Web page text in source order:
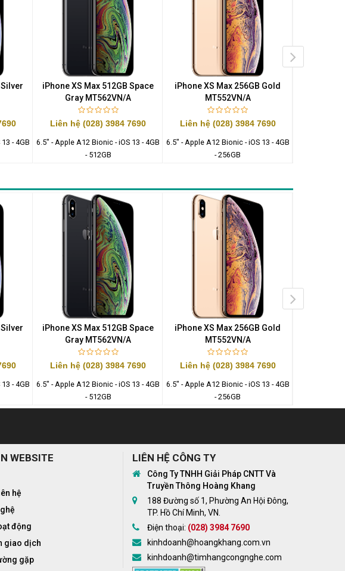
báo giá tốt
Quảng Cáo
QH65R 65 I...
0283 9847 690
báo giá tốt
Silver
- 4GB
iPhone XS Max 512GB Space
Gray MT562VN/A
Liên hệ (028) 3984 7690
6.5" - Apple A12 Bionic - iOS 13 - 4GB
- 512GB
iPhone XS Max 256GB Gold
MT552VN/A
Liên hệ (028) 3984 7690
6.5" - Apple A12 Bionic - iOS 13 - 4GB
- 256GB
Silver
- 4GB
iPhone XS Max 512GB Space
Gray MT562VN/A
Liên hệ (028) 3984 7690
6.5" - Apple A12 Bionic - iOS 13 - 4GB
- 512GB
iPhone XS Max 256GB Gold
MT552VN/A
Liên hệ (028) 3984 7690
6.5" - Apple A12 Bionic - iOS 13 - 4GB
- 256GB
WEBSITE
hệ
động
giao dịch
gặp
LIÊN HỆ CÔNG TY
Công Ty TNHH Giải Pháp CNTT Và
Truyền Thông Hoàng Khang
188 Đường số 1, Phường An Hội Đông,
TP. Hồ Chí Minh, VN.
Điện thoại: (028) 3984 7690
kinhdoanh@hoangkhang.com.vn
kinhdoanh@timhangcongnghe.com